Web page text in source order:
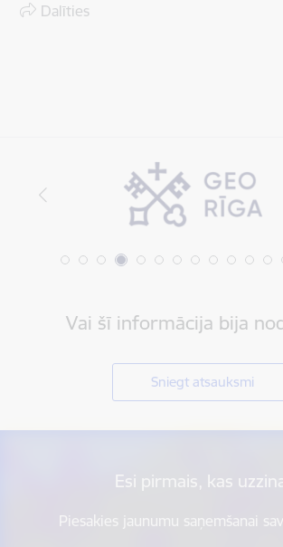
Dalīties
Vai šī informācija bija
Sniegt atsauksmi
Esi pirmais, kas
Piesakies jaunumu saņemšanai